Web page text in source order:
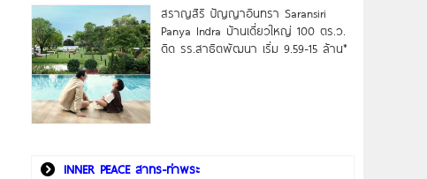
สราญสิริ ปัญญาอินทรา Saransiri
Panya Indra บ้านเดี่ยวใหญ่ 100 ตร.ว.
ดิด รร.สาธิตพัฒนา เริ่ม 9.59-15 ล้าน*
INNER PEACE สาทร-ท่าพระ